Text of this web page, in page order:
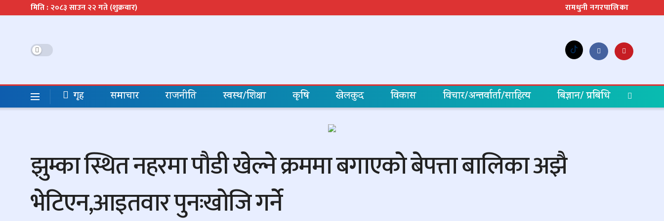
मिति : २०८३ साउन २२ गते (शुक्रवार) रामधुनी नगरपालिका
गृह समाचार राजनीति स्वस्थ/शिक्षा कृषि खेलकुद विकास विचार/अन्तर्वार्ता/साहित्य बिज्ञान/ प्रबिधि
झुम्का स्थित नहरमा पौडी खेल्ने क्रममा बगाएको बेपत्ता बालिका अझै
भेटिएन,आइतवार पुनःखोजि गर्ने